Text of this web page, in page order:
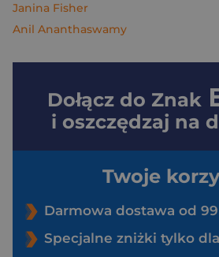
Janina Fisher
Anil Ananthaswamy
Dołącz do Znak
i oszczędzaj na
Twoje
Darmowa dostawa od 99
Specjalne zniżki tylko